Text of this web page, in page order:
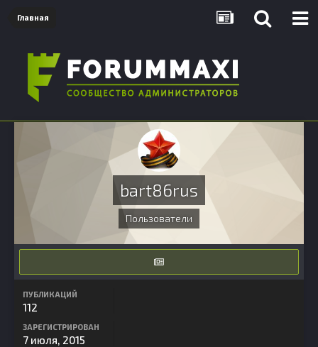
Главная
bart86rus
Пользователи
ПУБЛИКАЦИЙ
112
ЗАРЕГИСТРИРОВАН
7 июля, 2015